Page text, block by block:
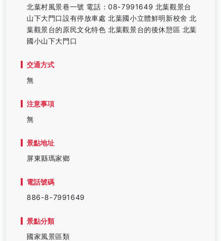
北葉村風景巷一號 電話：08-7991649 北葉觀景台
山下大門口設有停放車處 北葉國小立體鮮明新校舍 北
葉觀景台的原民文化特色 北葉觀景台的後休憩區 北葉
國小山下大門口
交通方式
無
注意事項
無
景點地址
屏東縣瑪家鄉
電話號碼
886-8-7991649
景點分類
國家風景區類